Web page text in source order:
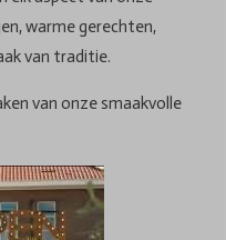
warme gerechten,
van traditie.
van onze smaakvolle